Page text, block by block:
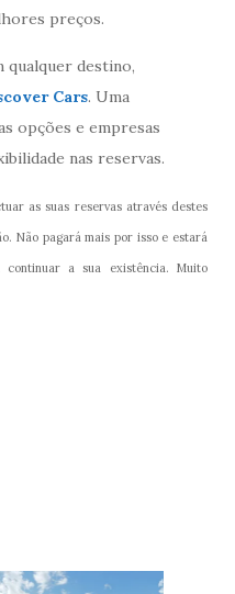
preços.
qualquer destino,
Cars. Uma
opções e empresas
nas reservas.
as suas reservas através destes
Não pagará mais por isso e estará
a sua existência. Muito